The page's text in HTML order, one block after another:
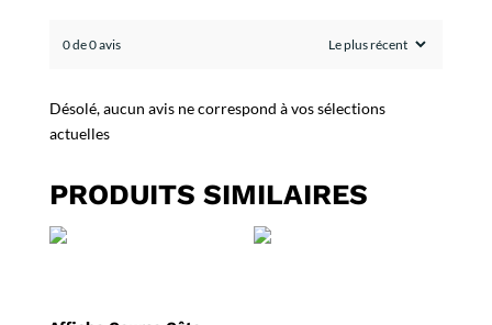
0 de 0 avis
Désolé, aucun avis ne correspond à vos sélections
actuelles
PRODUITS SIMILAIRES